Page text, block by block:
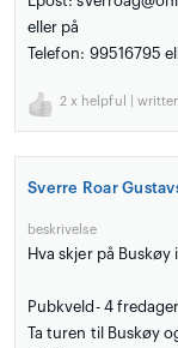
eller på
Telefon: 99516795
2 x helpful |
Sverre Roar
beskrivelse
Hva skjer på Buskøy
Pubkveld- 4
Ta turen til Buskøy